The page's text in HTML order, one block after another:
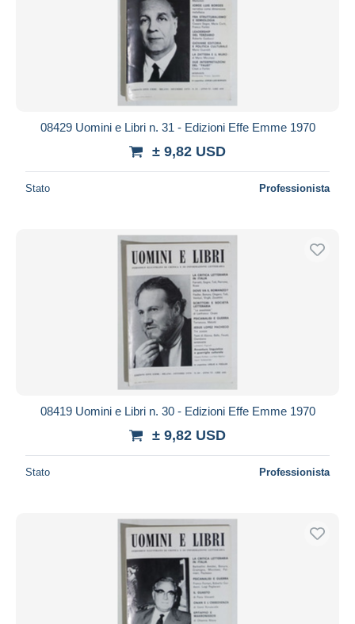
08429 Uomini e Libri n. 31 - Edizioni Effe Emme 1970
± 9,82 USD
Stato Professionista
08419 Uomini e Libri n. 30 - Edizioni Effe Emme 1970
± 9,82 USD
Stato Professionista